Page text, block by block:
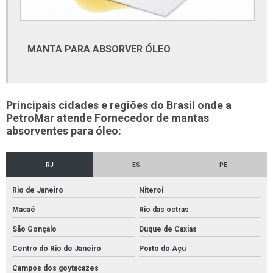
Ferramentas beta onde comprar
Fita anticorrosiva petrolato
Fita petrolato
Fornecedor de furadeira
Fornecedor de material elétrico
Fornecedor de tubos e conexões pvc
Fornecedor de tubos galvanizados
Fornecedor de tubos retangulares
Fornecedores de conexões em aço carbono
Fornecedores de conexões em aço inox
Fornecedores de conexões galvanizadas
MANTA PARA ABSORVER ÓLEO
Principais cidades e regiões do Brasil onde a
PetroMar atende Fornecedor de mantas
absorventes para óleo:
RJ ES PE
Rio de Janeiro Niteroi
Macaé Rio das ostras
São Gonçalo Duque de Caxias
Centro do Rio de Janeiro Porto do Açu
Campos dos goytacazes